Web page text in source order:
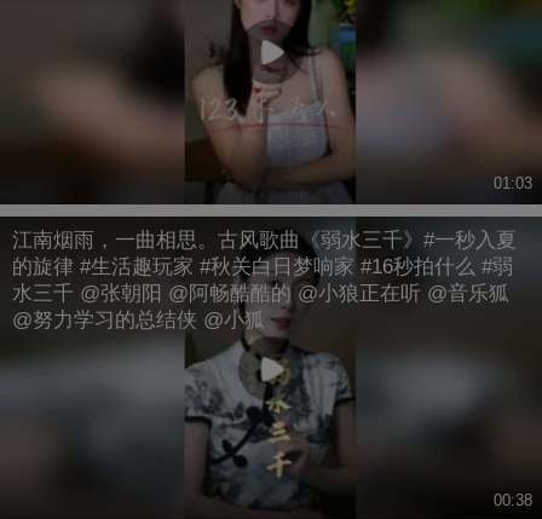
01:03
江南烟雨，一曲相思。古风歌曲《弱水三千》#一秒入夏
的旋律 #生活趣玩家 #秋关白日梦响家 #16秒拍什么 #弱
水三千 @张朝阳 @阿畅酷酷的 @小狼正在听 @音乐狐
@努力学习的总结侠 @小狐
00:38